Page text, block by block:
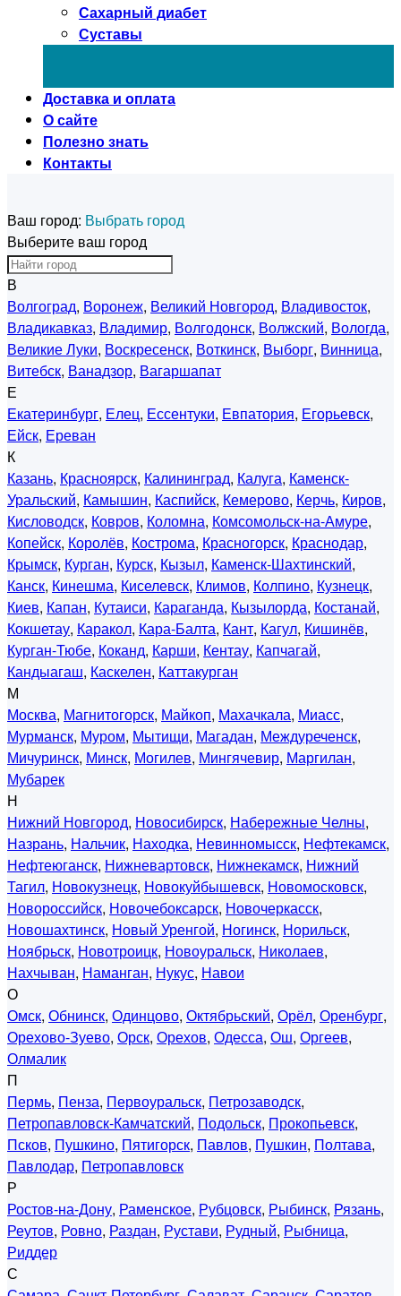
Сахарный диабет
Суставы
Доставка и оплата
О сайте
Полезно знать
Контакты
Ваш город: Выбрать город
Выберите ваш город
В
Волгоград, Воронеж, Великий Новгород, Владивосток,
Владикавказ, Владимир, Волгодонск, Волжский, Вологда,
Великие Луки, Воскресенск, Воткинск, Выборг, Винница,
Витебск, Ванадзор, Вагаршапат
Е
Екатеринбург, Елец, Ессентуки, Евпатория, Егорьевск,
Ейск, Ереван
К
Казань, Красноярск, Калининград, Калуга, Каменск-
Уральский, Камышин, Каспийск, Кемерово, Керчь, Киров,
Кисловодск, Ковров, Коломна, Комсомольск-на-Амуре,
Копейск, Королёв, Кострома, Красногорск, Краснодар,
Крымск, Курган, Курск, Кызыл, Каменск-Шахтинский,
Канск, Кинешма, Киселевск, Климов, Колпино, Кузнецк,
Киев, Капан, Кутаиси, Караганда, Кызылорда, Костанай,
Кокшетау, Каракол, Кара-Балта, Кант, Кагул, Кишинёв,
Курган-Тюбе, Коканд, Карши, Кентау, Капчагай,
Кандыагаш, Каскелен, Каттакурган
М
Москва, Магнитогорск, Майкоп, Махачкала, Миасс,
Мурманск, Муром, Мытищи, Магадан, Междуреченск,
Мичуринск, Минск, Могилев, Мингячевир, Маргилан,
Мубарек
Н
Нижний Новгород, Новосибирск, Набережные Челны,
Назрань, Нальчик, Находка, Невинномысск, Нефтекамск,
Нефтеюганск, Нижневартовск, Нижнекамск, Нижний
Тагил, Новокузнецк, Новокуйбышевск, Новомосковск,
Новороссийск, Новочебоксарск, Новочеркасск,
Новошахтинск, Новый Уренгой, Ногинск, Норильск,
Ноябрьск, Новотроицк, Новоуральск, Николаев,
Нахчыван, Наманган, Нукус, Навои
О
Омск, Обнинск, Одинцово, Октябрьский, Орёл, Оренбург,
Орехово-Зуево, Орск, Орехов, Одесса, Ош, Оргеев,
Олмалик
П
Пермь, Пенза, Первоуральск, Петрозаводск,
Петропавловск-Камчатский, Подольск, Прокопьевск,
Псков, Пушкино, Пятигорск, Павлов, Пушкин, Полтава,
Павлодар, Петропавловск
Р
Ростов-на-Дону, Раменское, Рубцовск, Рыбинск, Рязань,
Реутов, Ровно, Раздан, Рустави, Рудный, Рыбница,
Риддер
С